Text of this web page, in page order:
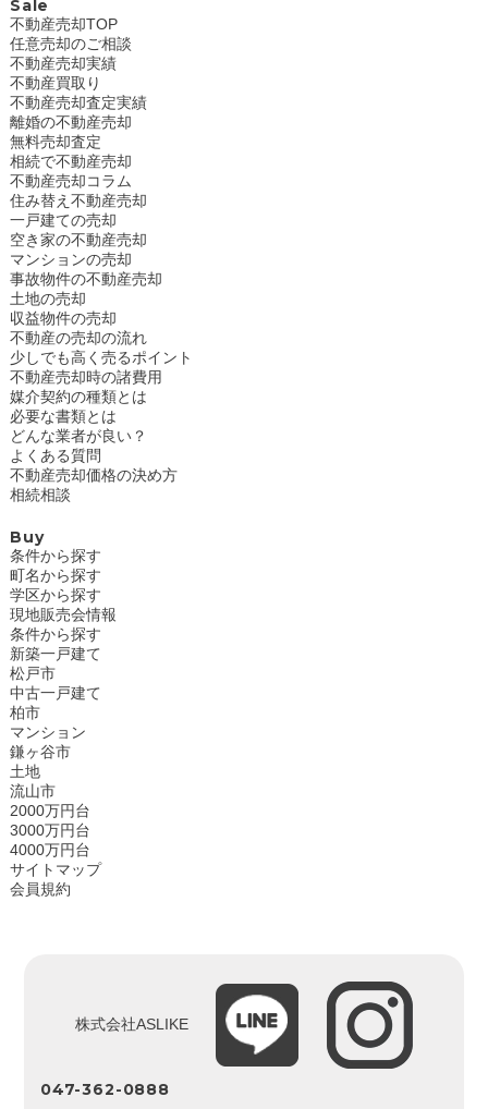
Sale
不動産売却TOP
任意売却のご相談
不動産売却実績
不動産買取り
不動産売却査定実績
離婚の不動産売却
無料売却査定
相続で不動産売却
不動産売却コラム
住み替え不動産売却
一戸建ての売却
空き家の不動産売却
マンションの売却
事故物件の不動産売却
土地の売却
収益物件の売却
不動産の売却の流れ
少しでも高く売るポイント
不動産売却時の諸費用
媒介契約の種類とは
必要な書類とは
どんな業者が良い？
よくある質問
不動産売却価格の決め方
相続相談
Buy
条件から探す
町名から探す
学区から探す
現地販売会情報
条件から探す
新築一戸建て
松戸市
中古一戸建て
柏市
マンション
鎌ヶ谷市
土地
流山市
2000万円台
3000万円台
4000万円台
サイトマップ
会員規約
株式会社ASLIKE
047-362-0888